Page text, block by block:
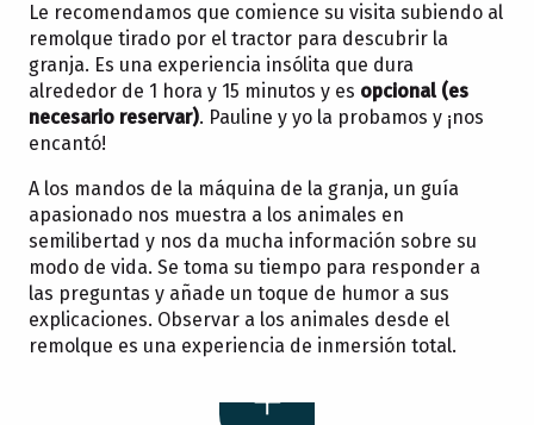
Le recomendamos que comience su visita subiendo al
remolque tirado por el tractor para descubrir la
granja. Es una experiencia insólita que dura
alrededor de 1 hora y 15 minutos y es opcional (es
necesario reservar). Pauline y yo la probamos y ¡nos
encantó!
A los mandos de la máquina de la granja, un guía
apasionado nos muestra a los animales en
semilibertad y nos da mucha información sobre su
modo de vida. Se toma su tiempo para responder a
las preguntas y añade un toque de humor a sus
explicaciones. Observar a los animales desde el
remolque es una experiencia de inmersión total.